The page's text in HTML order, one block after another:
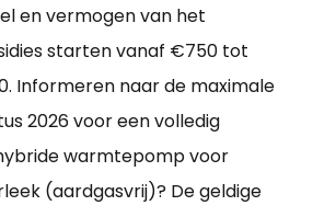
en vermogen van het
starten vanaf €750 tot
Informeren naar de maximale
2026 voor een volledig
warmtepomp voor
(aardgasvrij)? De geldige